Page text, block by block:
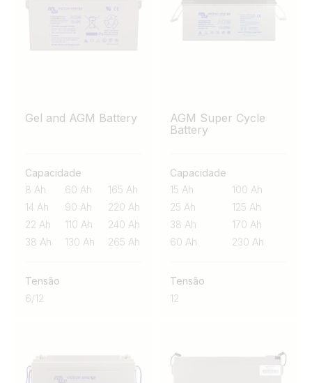
autodescarga e fácil integração no sistema. O seu
longo historial de sucesso torna-as uma escolha de
confiança onde a durabilidade e a relação qualidade-
Gel and AGM Battery
Capacidade
8 Ah
14 Ah
22 Ah
38 Ah
60 Ah
90 Ah
110 Ah
130 Ah
165 Ah
220 Ah
240 Ah
265 Ah
Tensão
6/12
AGM Super Cycle
Battery
Capacidade
15 Ah
25 Ah
38 Ah
60 Ah
100 Ah
125 Ah
170 Ah
230 Ah
Tensão
12